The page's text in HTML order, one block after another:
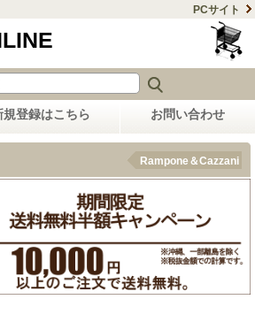
PCサイト
規登録はこちら お問い合わせ
Rampone＆Cazzani